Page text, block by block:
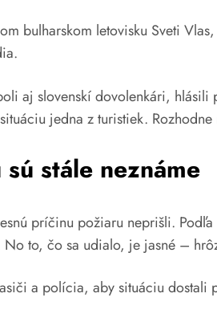
bulharskom letovisku Sveti
aj slovenskí dovolenkári,
jedna z turistiek.
stále neznáme
príčinu požiaru neprišli.
No to, čo sa udialo, je jasné –
a polícia, aby situáciu dostali